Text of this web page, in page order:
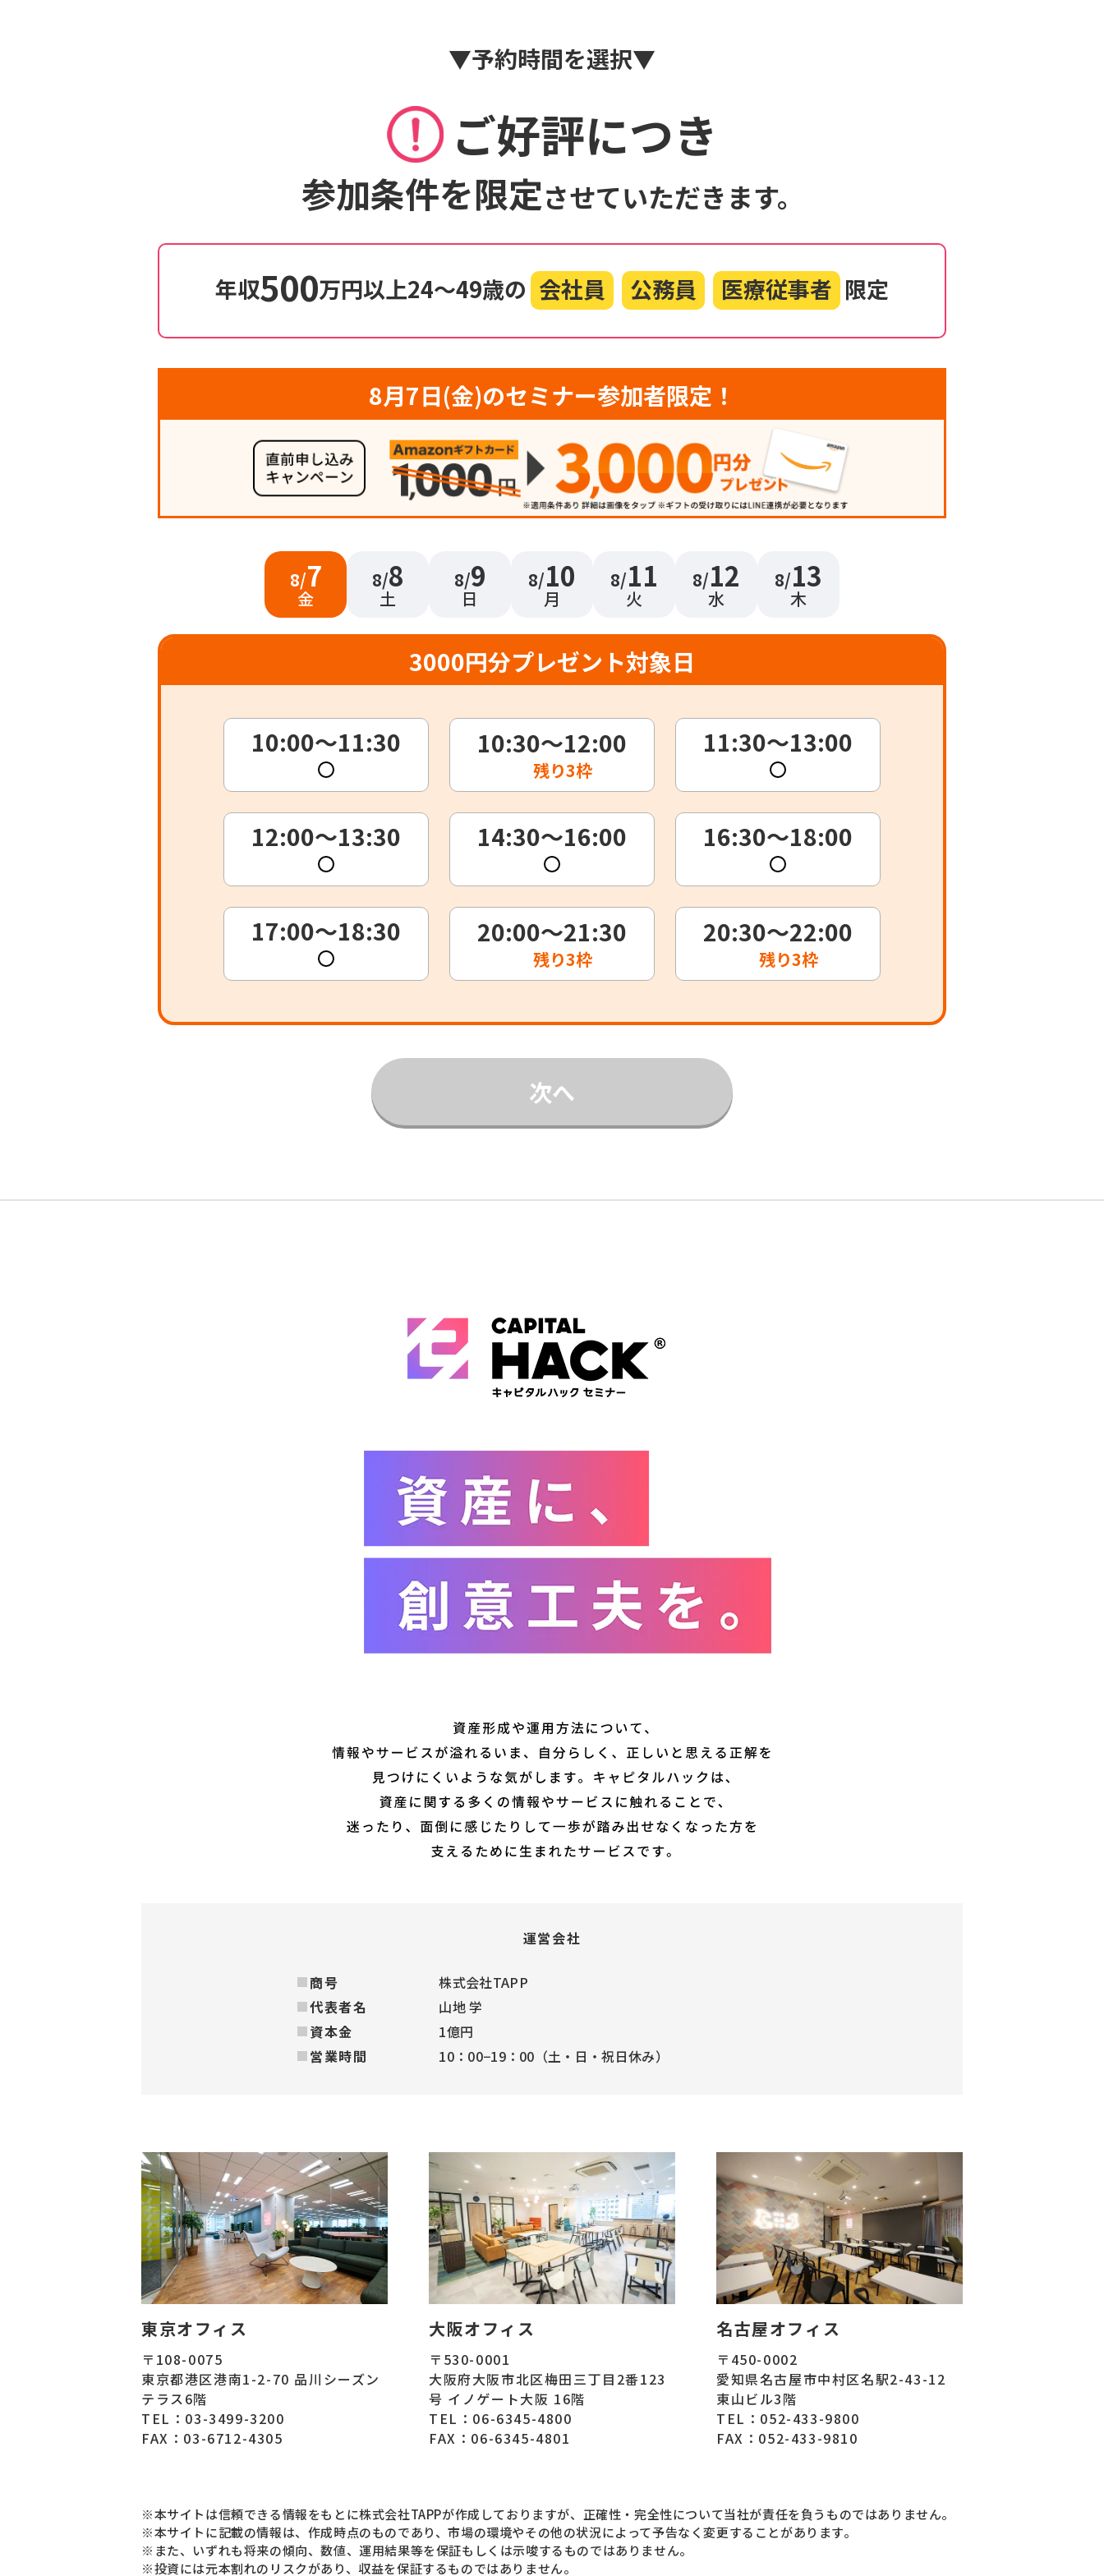
▼予約時間を選択▼
ご好評につき
参加条件を限定させていただきます。
年収500万円以上24〜49歳の 会社員 公務員 医療従事者 限定
8月7日(金)のセミナー参加者限定！
8/7
金
8/8
土
8/9
日
8/10
月
8/11
火
8/12
水
8/13
木
3000円分プレゼント対象日
10:00～11:30 10:30～12:00
残り3枠
11:30～13:00
12:00～13:30 14:30～16:00 16:30～18:00
17:00～18:30 20:00～21:30
残り3枠
20:30～22:00
残り3枠
次へ
運営会社
商号
株式会社TAPP
代表者名
山地 学
資本金
1億円
営業時間
10：00−19：00（土・日・祝日休み）
東京オフィス
〒108-0075
東京都港区港南1-2-70 品川シーズン
テラス6階
TEL：03-3499-3200
FAX：03-6712-4305
大阪オフィス
〒530-0001
大阪府大阪市北区梅田三丁目2番123
号 イノゲート大阪 16階
TEL：06-6345-4800
FAX：06-6345-4801
名古屋オフィス
〒450-0002
愛知県名古屋市中村区名駅2-43-12
東山ビル3階
TEL：052-433-9800
FAX：052-433-9810
※本サイトは信頼できる情報をもとに株式会社TAPPが作成しておりますが、正確性・完全性について当社が責任を負うものではありません。
※本サイトに記載の情報は、作成時点のものであり、市場の環境やその他の状況によって予告なく変更することがあります。
※また、いずれも将来の傾向、数値、運用結果等を保証もしくは示唆するものではありません。
※投資には元本割れのリスクがあり、収益を保証するものではありません。